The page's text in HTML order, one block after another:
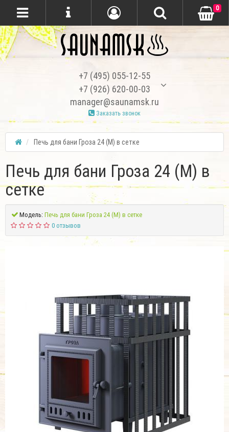
+7 (495) 055-12-55
+7 (926) 620-00-03
manager@saunamsk.ru
Заказать звонок
0
Печь для бани Гроза 24 (М) в сетке
Печь для бани Гроза 24 (М) в
сетке
Модель:Печь для бани Гроза 24 (М) в сетке
0 отзывов